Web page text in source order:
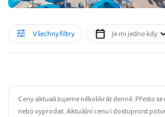
Všechny filtry Je mi jedno kdy
Ceny aktualizujeme několikrát denně. Přesto
nebo vyprodat. Aktuální cenu i dostupnost